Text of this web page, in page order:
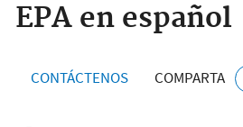
EPA en español
CONTÁCTENOS COMPARTA